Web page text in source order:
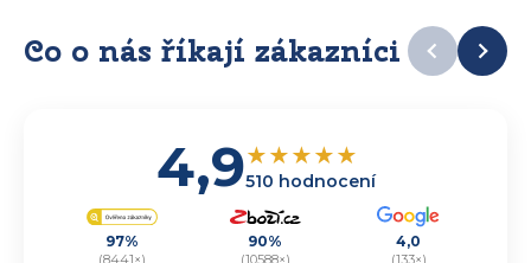
Co o nás říkají zákazníci
4,9★★★★★
510 hodnocení
97%
(8441×)
90%
(10588×)
4,0
(133×)